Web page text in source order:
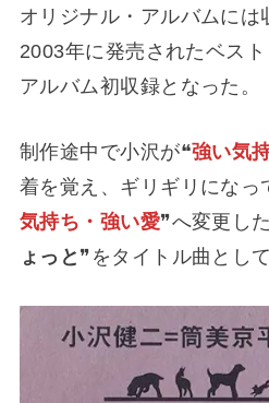
オリジナル・アルバムには
2003年に発売されたベス
アルバム初収録となった。
制作途中で小沢が❝強い気
着を覚え、ギリギリになっ
気持ち・強い愛❞へ変更し
ょっと ❞をタイトル曲として